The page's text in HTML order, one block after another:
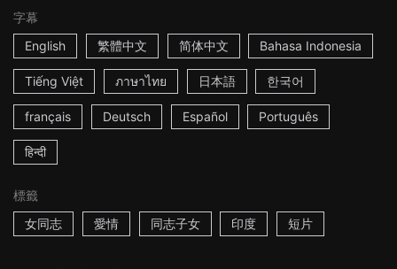
字幕
English
繁體中文 简体中文 Bahasa Indonesia
Tiếng Việt ภาษาไทย 日本語 한국어
français Deutsch Español Português
हिन्दी
標籤
女同志
愛情 同志子女 印度 短片